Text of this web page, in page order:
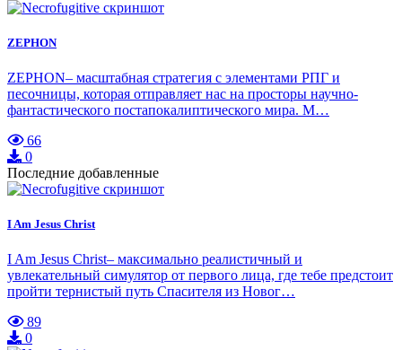
ZEPHON
ZEPHON– масштабная стратегия с элементами РПГ и
песочницы, которая отправляет нас на просторы научно-
фантастического постапокалиптического мира. М…
66
0
Последние добавленные
I Am Jesus Christ
I Am Jesus Christ– максимально реалистичный и
увлекательный симулятор от первого лица, где тебе предстоит
пройти тернистый путь Спасителя из Новог…
89
0